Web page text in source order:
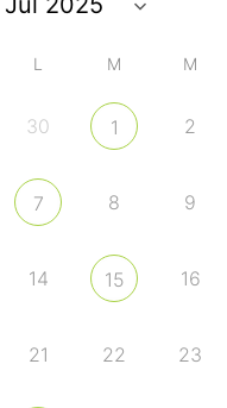
L M M
30 1 2
7 8 9
14 15 16
21 22 23